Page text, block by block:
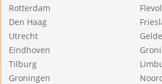
Rotterdam
Den Haag
Utrecht
Eindhoven
Tilburg
Groningen